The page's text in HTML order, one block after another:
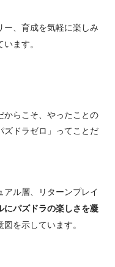
ー、育成を気軽に楽しみ
ます。
からこそ、やったことの
ズドラゼロ」ってことだ
ル層、リターンプレイ
にパズドラの楽しさを凝
を示しています。